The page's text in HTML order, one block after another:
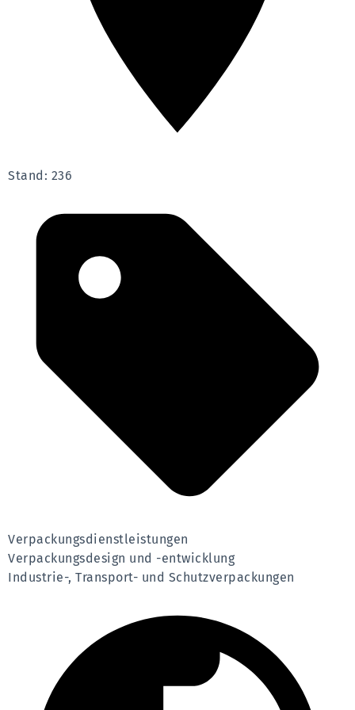
Stand: 236
Verpackungsdienstleistungen
Verpackungsdesign und -entwicklung
Industrie-, Transport- und Schutzverpackungen